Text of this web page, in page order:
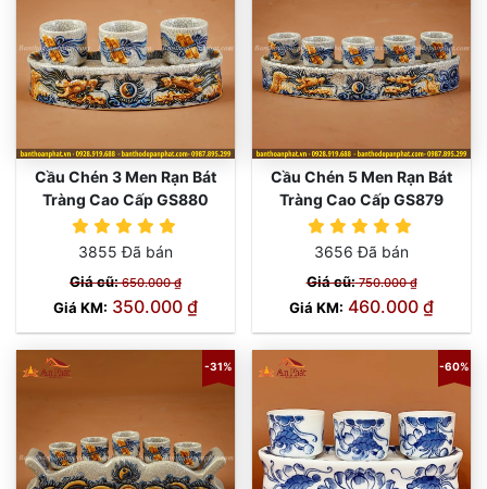
Cầu Chén 3 Men Rạn Bát
Tràng Cao Cấp GS880
3855 Đã bán
Giá cũ:650.000 ₫
Giá KM: 350.000 ₫
Cầu Chén 5 Men Rạn Bát
Tràng Cao Cấp GS879
3656 Đã bán
Giá cũ:750.000 ₫
Giá KM: 460.000 ₫
-31% -60%